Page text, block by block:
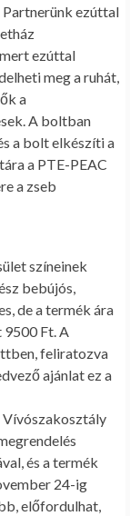
ezúttal
ezúttal
meg a ruhát,
a
A boltban
a bolt elkészíti a
a PTE-PEAC
a zseb
színeinek
bebújós,
de a termék ára
Ft. A
feliratozva
ajánlat ez a
Vívószakosztály
és a termék
24-ig
előfordulhat,